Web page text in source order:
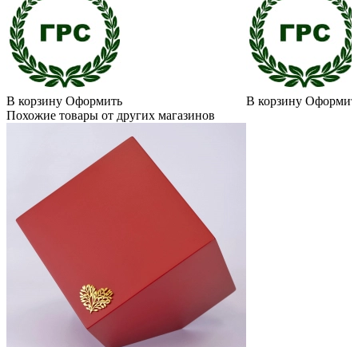
В корзину Оформить В корзину
Похожие товары от других магазинов